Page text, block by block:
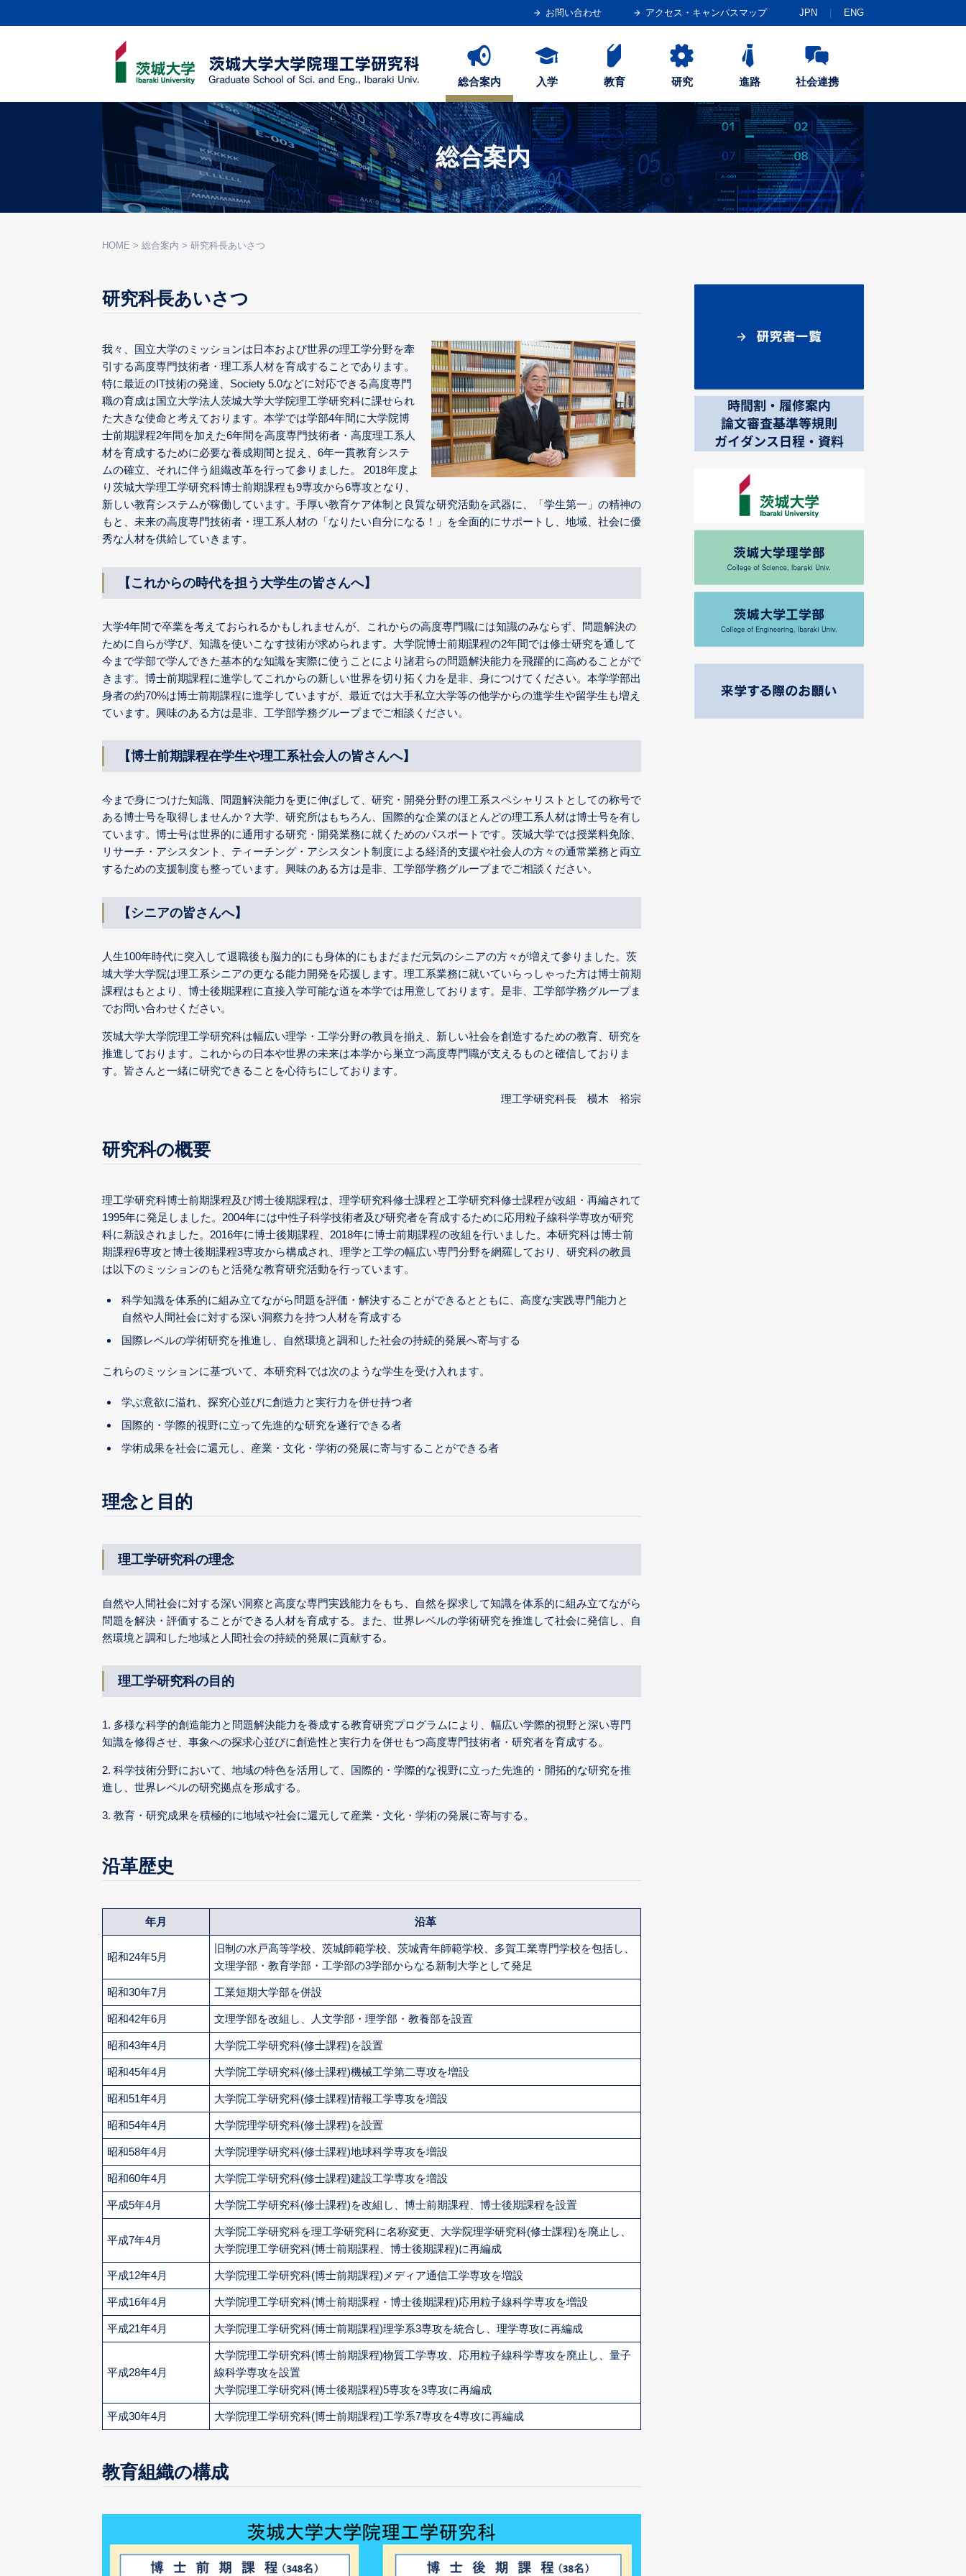
お問い合わせ アクセス・キャンパスマップ JPN ENG
総合案内 入学 教育 研究 進路 社会連携
総合案内
HOME > 総合案内 > 研究科長あいさつ
研究科長あいさつ
我々、国立大学のミッションは日本および世界の理工学分野を牽
引する高度専門技術者・理工系人材を育成することであります。
特に最近のIT技術の発達、Society 5.0などに対応できる高度専門
職の育成は国立大学法人茨城大学大学院理工学研究科に課せられ
た大きな使命と考えております。本学では学部4年間に大学院博
士前期課程2年間を加えた6年間を高度専門技術者・高度理工系人
材を育成するために必要な養成期間と捉え、6年一貫教育システ
ムの確立、それに伴う組織改革を行って参りました。 2018年度よ
り茨城大学理工学研究科博士前期課程も9専攻から6専攻となり、
新しい教育システムが稼働しています。手厚い教育ケア体制と良質な研究活動を武器に、「学生第一」の精神の
もと、未来の高度専門技術者・理工系人材の「なりたい自分になる！」を全面的にサポートし、地域、社会に優
秀な人材を供給していきます。
【これからの時代を担う大学生の皆さんへ】
大学4年間で卒業を考えておられるかもしれませんが、これからの高度専門職には知識のみならず、問題解決の
ために自らが学び、知識を使いこなす技術が求められます。大学院博士前期課程の2年間では修士研究を通して
今まで学部で学んできた基本的な知識を実際に使うことにより諸君らの問題解決能力を飛躍的に高めることがで
きます。博士前期課程に進学してこれからの新しい世界を切り拓く力を是非、身につけてください。本学学部出
身者の約70%は博士前期課程に進学していますが、最近では大手私立大学等の他学からの進学生や留学生も増え
ています。興味のある方は是非、工学部学務グループまでご相談ください。
【博士前期課程在学生や理工系社会人の皆さんへ】
今まで身につけた知識、問題解決能力を更に伸ばして、研究・開発分野の理工系スペシャリストとしての称号で
ある博士号を取得しませんか？大学、研究所はもちろん、国際的な企業のほとんどの理工系人材は博士号を有し
ています。博士号は世界的に通用する研究・開発業務に就くためのパスポートです。茨城大学では授業料免除、
リサーチ・アシスタント、ティーチング・アシスタント制度による経済的支援や社会人の方々の通常業務と両立
するための支援制度も整っています。興味のある方は是非、工学部学務グループまでご相談ください。
【シニアの皆さんへ】
人生100年時代に突入して退職後も脳力的にも身体的にもまだまだ元気のシニアの方々が増えて参りました。茨
城大学大学院は理工系シニアの更なる能力開発を応援します。理工系業務に就いていらっしゃった方は博士前期
課程はもとより、博士後期課程に直接入学可能な道を本学では用意しております。是非、工学部学務グループま
でお問い合わせください。
茨城大学大学院理工学研究科は幅広い理学・工学分野の教員を揃え、新しい社会を創造するための教育、研究を
推進しております。これからの日本や世界の未来は本学から巣立つ高度専門職が支えるものと確信しておりま
す。皆さんと一緒に研究できることを心待ちにしております。
理工学研究科長 横木 裕宗
研究科の概要
理工学研究科博士前期課程及び博士後期課程は、理学研究科修士課程と工学研究科修士課程が改組・再編されて
1995年に発足しました。2004年には中性子科学技術者及び研究者を育成するために応用粒子線科学専攻が研究
科に新設されました。2016年に博士後期課程、2018年に博士前期課程の改組を行いました。本研究科は博士前
期課程6専攻と博士後期課程3専攻から構成され、理学と工学の幅広い専門分野を網羅しており、研究科の教員
は以下のミッションのもと活発な教育研究活動を行っています。
科学知識を体系的に組み立てながら問題を評価・解決することができるとともに、高度な実践専門能力と
自然や人間社会に対する深い洞察力を持つ人材を育成する
国際レベルの学術研究を推進し、自然環境と調和した社会の持続的発展へ寄与する
これらのミッションに基づいて、本研究科では次のような学生を受け入れます。
学ぶ意欲に溢れ、探究心並びに創造力と実行力を併せ持つ者
国際的・学際的視野に立って先進的な研究を遂行できる者
学術成果を社会に還元し、産業・文化・学術の発展に寄与することができる者
理念と目的
理工学研究科の理念
自然や人間社会に対する深い洞察と高度な専門実践能力をもち、自然を探求して知識を体系的に組み立てながら
問題を解決・評価することができる人材を育成する。また、世界レベルの学術研究を推進して社会に発信し、自
然環境と調和した地域と人間社会の持続的発展に貢献する。
理工学研究科の目的
1. 多様な科学的創造能力と問題解決能力を養成する教育研究プログラムにより、幅広い学際的視野と深い専門
知識を修得させ、事象への探求心並びに創造性と実行力を併せもつ高度専門技術者・研究者を育成する。
2. 科学技術分野において、地域の特色を活用して、国際的・学際的な視野に立った先進的・開拓的な研究を推
進し、世界レベルの研究拠点を形成する。
3. 教育・研究成果を積極的に地域や社会に還元して産業・文化・学術の発展に寄与する。
沿革歴史
年月 沿革
昭和24年5月
旧制の水戸高等学校、茨城師範学校、茨城青年師範学校、多賀工業専門学校を包括し、
文理学部・教育学部・工学部の3学部からなる新制大学として発足
昭和30年7月 工業短期大学部を併設
昭和42年6月 文理学部を改組し、人文学部・理学部・教養部を設置
昭和43年4月 大学院工学研究科(修士課程)を設置
昭和45年4月 大学院工学研究科(修士課程)機械工学第二専攻を増設
昭和51年4月 大学院工学研究科(修士課程)情報工学専攻を増設
昭和54年4月 大学院理学研究科(修士課程)を設置
昭和58年4月 大学院理学研究科(修士課程)地球科学専攻を増設
昭和60年4月 大学院工学研究科(修士課程)建設工学専攻を増設
平成5年4月 大学院工学研究科(修士課程)を改組し、博士前期課程、博士後期課程を設置
平成7年4月
大学院工学研究科を理工学研究科に名称変更、大学院理学研究科(修士課程)を廃止し、
大学院理工学研究科(博士前期課程、博士後期課程)に再編成
平成12年4月 大学院理工学研究科(博士前期課程)メディア通信工学専攻を増設
平成16年4月 大学院理工学研究科(博士前期課程・博士後期課程)応用粒子線科学専攻を増設
平成21年4月 大学院理工学研究科(博士前期課程)理学系3専攻を統合し、理学専攻に再編成
平成28年4月
大学院理工学研究科(博士前期課程)物質工学専攻、応用粒子線科学専攻を廃止し、量子
線科学専攻を設置
大学院理工学研究科(博士後期課程)5専攻を3専攻に再編成
平成30年4月 大学院理工学研究科(博士前期課程)工学系7専攻を4専攻に再編成
教育組織の構成